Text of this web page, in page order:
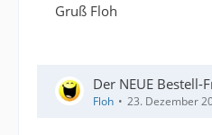
Gruß Floh
Der NEUE Bestell-
Floh 23. Dezember